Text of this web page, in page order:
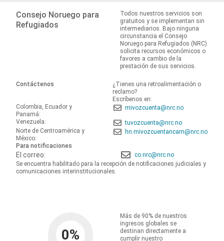
Consejo Noruego para
Refugiados
Todos nuestros servicios son
gratuitos y se implementan sin
intermediarios. Bajo ninguna
circunstancia el Consejo
Noruego para Refugiados (NRC)
solicita recursos económicos o
favores a cambio de la
prestación de sus servicios.
Contáctenos
¿Tienes una retroalimentación o
reclamo?
Escríbenos en:
Colombia, Ecuador y
Panamá:
mivozcuenta@nrc.no
Venezuela:
tuvozcuenta@nrc.no
Norte de Centroamérica y
México:
hn.mivozcuentancam@nrc.no
Para notificaciones
El correo:
co.nrc@nrc.no
Se encuentra habilitado para la recepción de notificaciones judiciales y
comunicaciones interinstitucionales.
0%
Más de 90% de nuestros
ingresos globales se
destinan directamente a
cumplir nuestro